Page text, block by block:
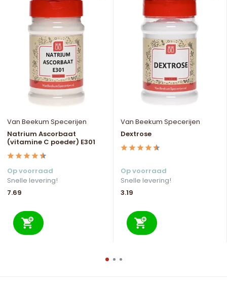
Van Beekum Specerijen
Natrium Ascorbaat
(vitamine C poeder) E301
Op voorraad
Snelle levering!
7.69
Van Beekum Specerijen
Dextrose
Op voorraad
Snelle levering!
3.19